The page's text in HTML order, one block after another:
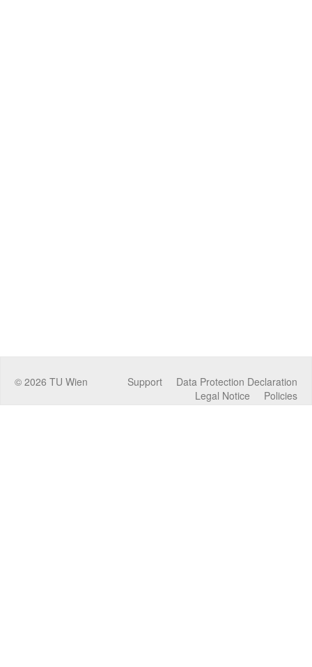
© 2026 TU Wien Data Protection Declaration
Support
Policies
Legal Notice